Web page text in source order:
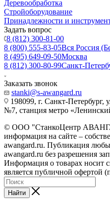
Деревообработка
Стройоборудование
Принадлежности и
Задать вопрос
8 (812) 300-81-00
8 (800) 555-83-05Вся Россия
8 (495) 649-09-50Москва
8 (812) 300-80-99Санкт-
Заказать звонок
stanki@s-awangard.ru
198099, г. Санкт-Петербург,
№7, станция метро
© ООО "СтанкоЦентр
информация на сайте –
awangard.ru. Публикация
awangard.ru без разрешения
Информация о товарах носит
является публичной офертой
Найти